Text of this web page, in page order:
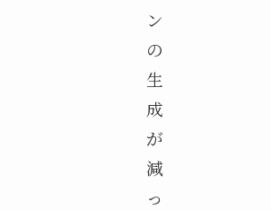
ン
の
生
成
が
減
っ